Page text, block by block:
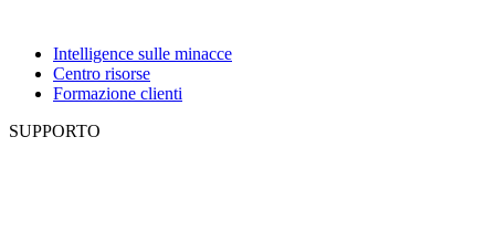
Intelligence sulle minacce
Centro risorse
Formazione clienti
SUPPORTO